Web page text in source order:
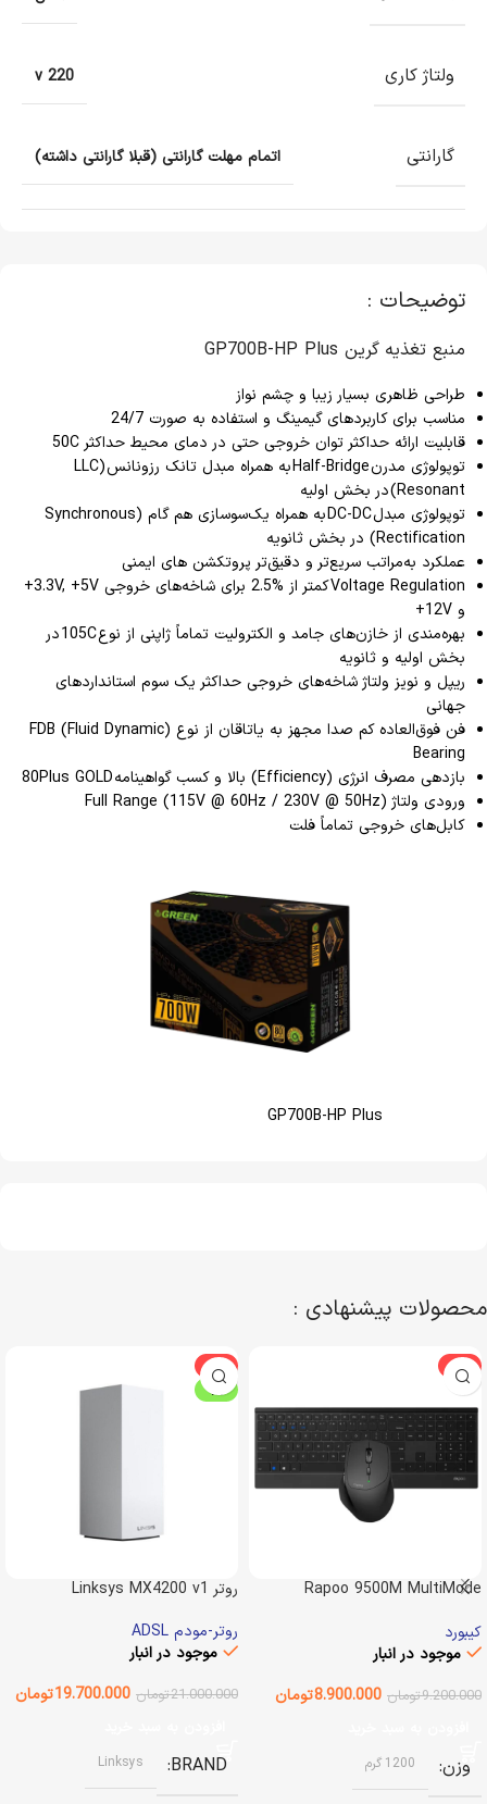
توضیحات :
منبع تغذیه گرین GP700B-HP Plus
طراحی ظاهری بسیار زیبا و چشم نواز
مناسب برای کاربردهای گیمینگ و استفاده به صورت 24/7
قابلیت ارائه حداکثر توان خروجی حتی در دمای محیط حداکثر 50C
توپولوژی مدرن Half-Bridge به همراه مبدل تانک رزونانس (LLC
Resonant) در بخش اولیه
توپولوژی مبدل‌ DC-DC به همراه یک‌سوسازی هم گام (Synchronous
Rectification) در بخش ثانویه
عملکرد به‌مراتب سریع‌تر و دقیق‌تر پروتکشن های ایمنی
Voltage Regulation کمتر از %2.5 برای شاخه‌های خروجی 3.3V, +5V+
و 12V+
بهره‌مندی از خازن‌های جامد و الکترولیت تماماً ژاپنی از نوع 105C در
بخش اولیه و ثانویه
ریپل و نویز ولتاژ شاخه‌های خروجی حداکثر یک سوم استانداردهای
جهانی
فن فوق‌العاده کم صدا مجهز به یاتاقان از نوع (FDB (Fluid Dynamic
Bearing
بازدهی مصرف انرژی (Efficiency) بالا و کسب گواهینامه 80Plus GOLD
ورودی ولتاژ (Full Range (115V @ 60Hz / 230V @ 50Hz
کابل‌های خروجی تماماً فلت
GP700B-HP Plus
ولتاژ کاری 220 v
گارانتی اتمام مهلت گارانتی (قبلا گارانتی داشته)
محصولات پیشنهادی :
-3%
Rapoo 9500M MultiMode
کیبورد
موجود در انبار
9.200.000تومان 8.900.000تومان
وزن 1200 گرم
-6%
ویژه
روتر Linksys MX4200 v1
روتر-مودم ADSL
موجود در انبار
21.000.000تومان 19.700.000تومان
BRAND
Linksys